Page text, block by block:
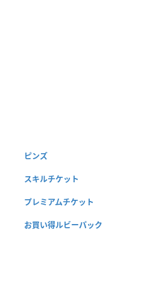
ピンズ
スキルチケット
プレミアムチケット
お買い得ルビーパック